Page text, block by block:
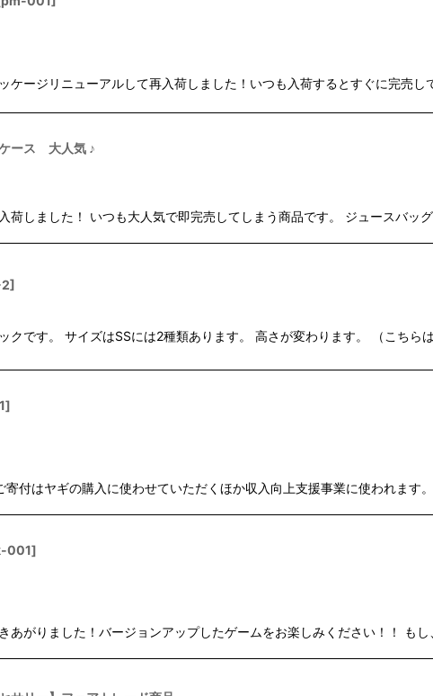
ケージリニューアルして再入荷しました！いつも入荷するとすぐに完売
ース 大人気 ♪
荷しました！ いつも大人気で即完売してしまう商品です。 ジュースバッ
]
クです。 サイズはSSには2種類あります。 高さが変わります。 （こちら
]
付はヤギの購入に使わせていただくほか収入向上支援事業に使われます
001]
あがりました！バージョンアップしたゲームをお楽しみください！！ も